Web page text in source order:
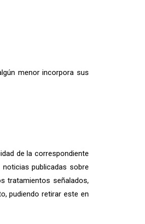
menor incorpora sus
de la correspondiente
publicadas sobre
tratamientos señalados,
pudiendo retirar este en